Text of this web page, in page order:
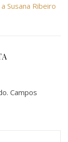
Susana Ribeiro
Campos